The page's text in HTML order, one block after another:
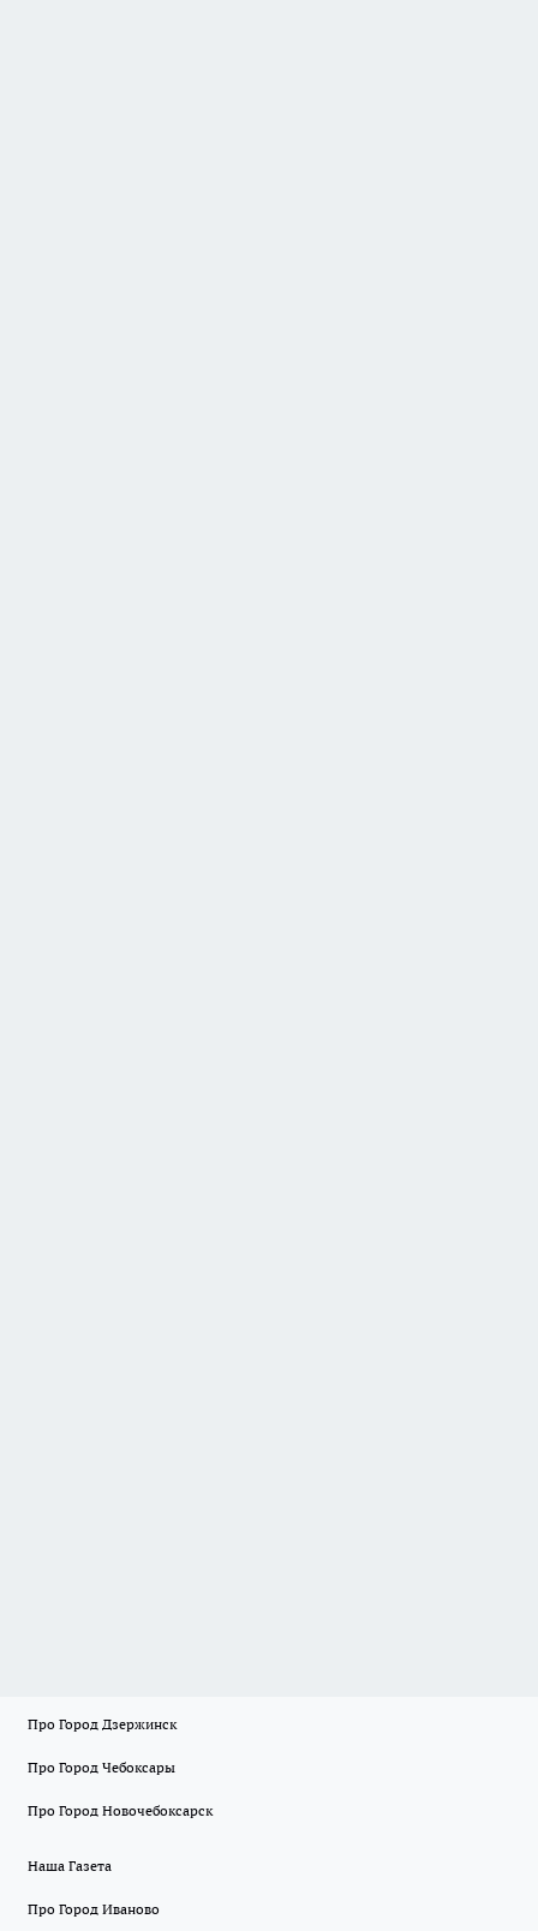
Про Город Дзержинск
Про Город Чебоксары
Про Город Новочебоксарск
Наша Газета
Про Город Иваново